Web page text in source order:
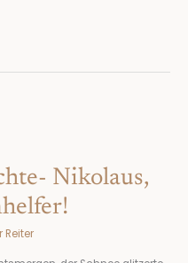
Nikolaus,
Reiter